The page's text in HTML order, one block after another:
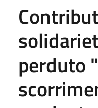
perduto